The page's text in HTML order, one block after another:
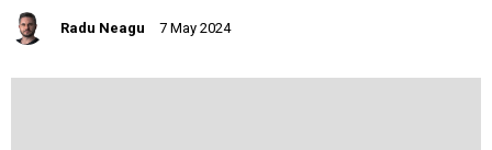
Radu Neagu 7 May 2024